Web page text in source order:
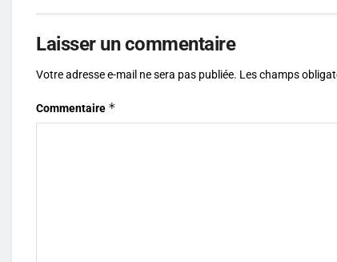
Laisser un commentaire
Votre adresse e-mail ne sera pas publiée. Les champs
Commentaire *